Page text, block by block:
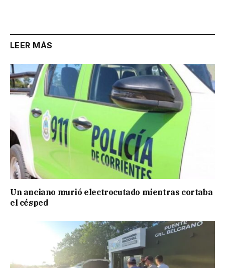
LEER MÁS
Un anciano murió electrocutado mientras cortaba
el césped